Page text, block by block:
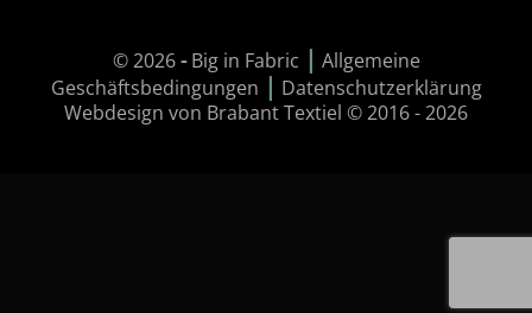
© 2026-Big in Fabric | Allgemeine
Geschäftsbedingungen | Datenschutzerklärung
Webdesign von Brabant Textiel © 2016 - 2026